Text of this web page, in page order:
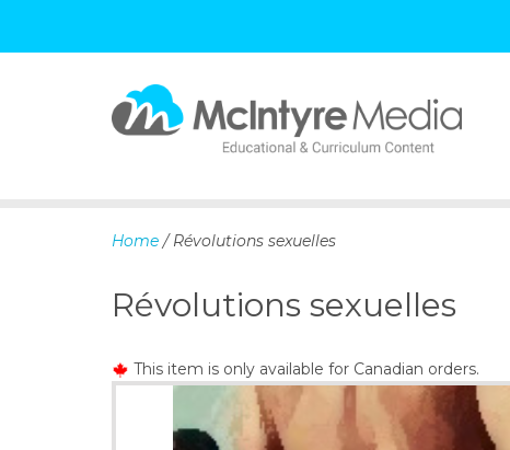
t
Home / Révolutions sexuelles
Révolutions sexuelles
This item is only available for Canadian orders.